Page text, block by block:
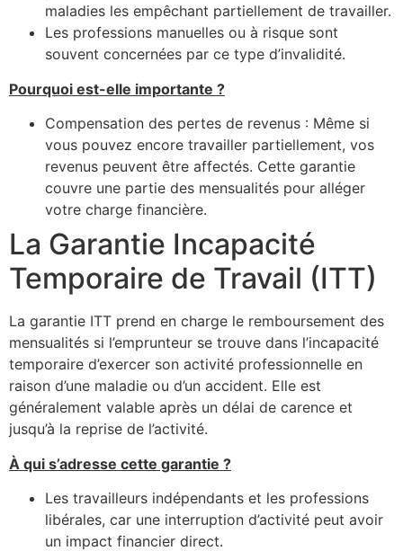
maladies les empêchant partiellement de travailler.
Les professions manuelles ou à risque sont
souvent concernées par ce type d’invalidité.
Pourquoi est-elle importante ?
Compensation des pertes de revenus : Même si
vous pouvez encore travailler partiellement, vos
revenus peuvent être affectés. Cette garantie
couvre une partie des mensualités pour alléger
votre charge financière.
La Garantie Incapacité
Temporaire de Travail (ITT)
La garantie ITT prend en charge le remboursement des
mensualités si l’emprunteur se trouve dans l’incapacité
temporaire d’exercer son activité professionnelle en
raison d’une maladie ou d’un accident. Elle est
généralement valable après un délai de carence et
jusqu’à la reprise de l’activité.
À qui s’adresse cette garantie ?
Les travailleurs indépendants et les professions
libérales, car une interruption d’activité peut avoir
un impact financier direct.